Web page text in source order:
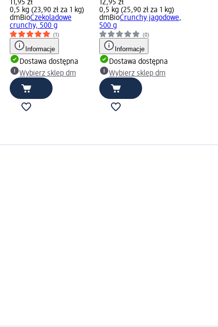
11,95 zł
0,5 kg (23,90 zł za 1 kg)
dmBioCzekoladowe
crunchy, 500 g
(1)
Informacje
Dostawa dostępna
Wybierz sklep dm
12,95 zł
0,5 kg (25,90 zł za 1 kg)
dmBioCrunchy jagodowe,
500 g
(0)
Informacje
Dostawa dostępna
Wybierz sklep dm